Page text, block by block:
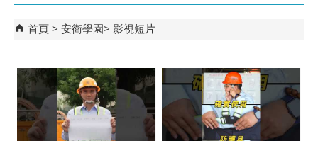
首頁 安衛學園 影視短片